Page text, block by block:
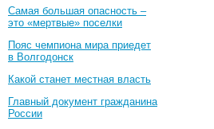
Самая большая опасность –
это «мертвые» поселки
Пояс чемпиона мира приедет
в Волгодонск
Какой станет местная власть
Главный документ гражданина
России